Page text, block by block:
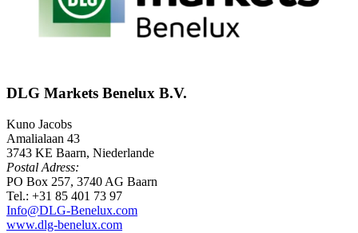
DLG Markets Benelux B.V.
Kuno Jacobs
Amalialaan 43
3743 KE Baarn, Niederlande
Postal Adress:
PO Box 257, 3740 AG Baarn
Tel.: +31 85 401 73 97
Info@DLG-Benelux.com
www.dlg-benelux.com